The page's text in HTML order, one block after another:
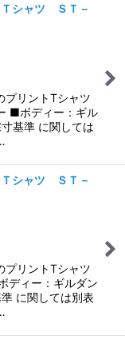
シャツ ＳＴ－
プリントTシャツ
■ボディー：ギル
基準 に関しては
シャツ ＳＴ－
プリントTシャツ
ディー：ギルダン
に関しては別表